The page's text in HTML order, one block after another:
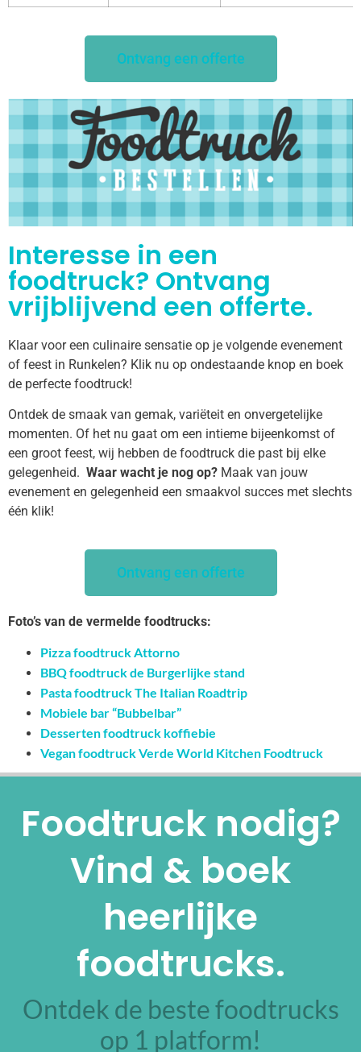
Ontvang een offerte
Interesse in een
foodtruck? Ontvang
vrijblijvend een offerte.
Klaar voor een culinaire sensatie op je volgende evenement
of feest in Runkelen? Klik nu op ondestaande knop en boek
de perfecte foodtruck!
Ontdek de smaak van gemak, variëteit en onvergetelijke
momenten. Of het nu gaat om een intieme bijeenkomst of
een groot feest, wij hebben de foodtruck die past bij elke
gelegenheid. Waar wacht je nog op? Maak van jouw
evenement en gelegenheid een smaakvol succes met slechts
één klik!
Ontvang een offerte
Foto’s van de vermelde foodtrucks:
Pizza foodtruck Attorno
BBQ foodtruck de Burgerlijke stand
Pasta foodtruck The Italian Roadtrip
Mobiele bar “Bubbelbar”
Desserten foodtruck koffiebie
Vegan foodtruck Verde World Kitchen Foodtruck
Foodtruck nodig?
Vind & boek
heerlijke
foodtrucks.
Ontdek de beste foodtrucks
op 1 platform!